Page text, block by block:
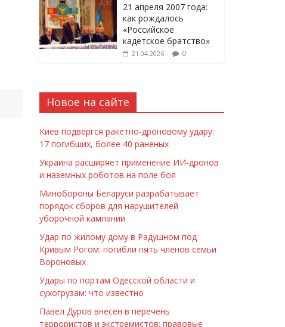
21 апреля 2007 года:
как рождалось
«Российское
кадетское братство»
21.04.2026 0
Новое на сайте
Киев подвергся ракетно-дроновому удару:
17 погибших, более 40 раненых
Украина расширяет применение ИИ-дронов
и наземных роботов на поле боя
Минобороны Беларуси разрабатывает
порядок сборов для нарушителей
уборочной кампании
Удар по жилому дому в Радушном под
Кривым Рогом: погибли пять членов семьи
Вороновых
Удары по портам Одесской области и
сухогрузам: что известно
Павел Дуров внесен в перечень
террористов и экстремистов: правовые